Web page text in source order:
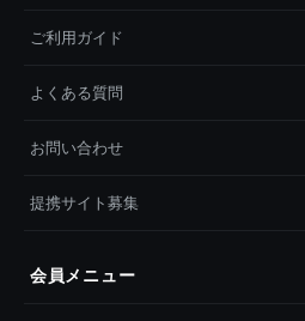
ご利用ガイド
よくある質問
お問い合わせ
提携サイト募集
会員メニュー